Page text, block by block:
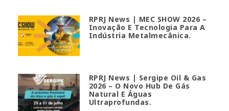
RPRJ News | MEC SHOW 2026 –
Inovação E Tecnologia Para A
Indústria Metalmecânica.
RPRJ News | Sergipe Oil & Gas
2026 – O Novo Hub De Gás
Natural E Águas
Ultraprofundas.